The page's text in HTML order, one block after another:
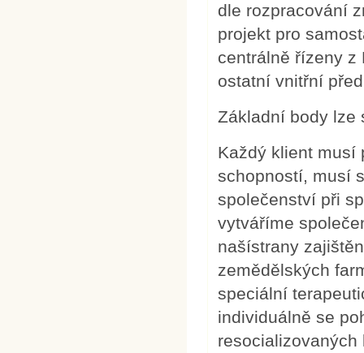
dle rozpracování
projekt pro
centrálně řízeny z
ostatní vnitřní
Základní body lze
Každý klient musí
schopností, musí
společenství při
vytváříme
našístrany
zemědělských
speciální
individuálně se